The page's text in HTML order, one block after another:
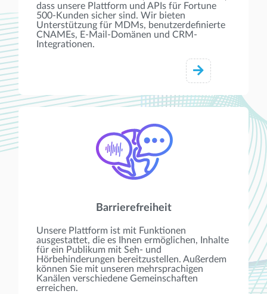
dass unsere Plattform und APIs für Fortune
500-Kunden sicher sind. Wir bieten
Unterstützung für MDMs, benutzerdefinierte
CNAMEs, E-Mail-Domänen und CRM-
Integrationen.
Barrierefreiheit
Unsere Plattform ist mit Funktionen
ausgestattet, die es Ihnen ermöglichen, Inhalte
für ein Publikum mit Seh- und
Hörbehinderungen bereitzustellen. Außerdem
können Sie mit unseren mehrsprachigen
Kanälen verschiedene Gemeinschaften
erreichen.